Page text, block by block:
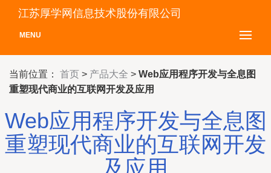
江苏厚学网信息技术股份有限公司
MENU
当前位置： 首页 > 产品大全 > Web应用程序开发与全息图
重塑现代商业的互联网开发及应用
Web应用程序开发与全息图
重塑现代商业的互联网开发
及应用